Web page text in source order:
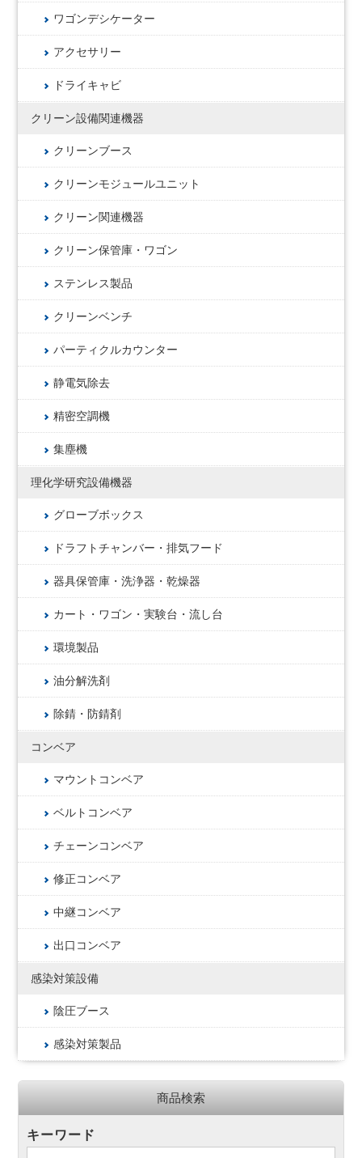
ワゴンデシケーター
アクセサリー
ドライキャビ
クリーン設備関連機器
クリーンブース
クリーンモジュールユニット
クリーン関連機器
クリーン保管庫・ワゴン
ステンレス製品
クリーンベンチ
パーティクルカウンター
静電気除去
精密空調機
集塵機
理化学研究設備機器
グローブボックス
ドラフトチャンバー・排気フード
器具保管庫・洗浄器・乾燥器
カート・ワゴン・実験台・流し台
環境製品
油分解洗剤
除錆・防錆剤
コンベア
マウントコンベア
ベルトコンベア
チェーンコンベア
修正コンベア
中継コンベア
出口コンベア
感染対策設備
陰圧ブース
感染対策製品
商品検索
キーワード